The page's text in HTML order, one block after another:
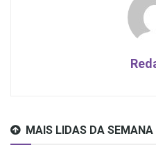
MAIS LIDAS DA SEMANA